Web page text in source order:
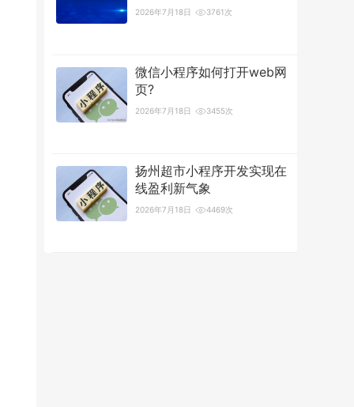
2026年7月18日 3761次
微信小程序如何打开web网
页?
2026年7月18日 3455次
扬州超市小程序开发实现在
线盈利新气象
2026年7月18日 4469次